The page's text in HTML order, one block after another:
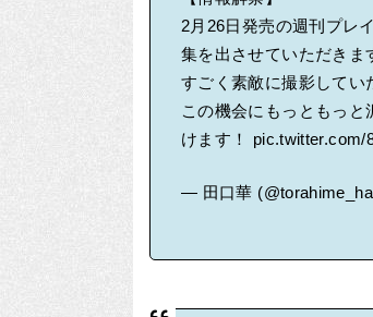
2月26日発売の週刊プレ
集を出させていただきま
すごく素敵に撮影してい
この機会にもっともっ
けます！ pic.twitter.com/
— 田口華